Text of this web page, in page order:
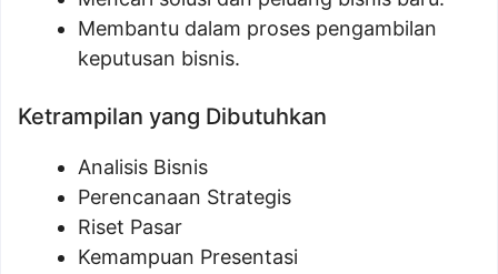
Membantu dalam proses pengambilan
keputusan bisnis.
Ketrampilan yang Dibutuhkan
Analisis Bisnis
Perencanaan Strategis
Riset Pasar
Kemampuan Presentasi